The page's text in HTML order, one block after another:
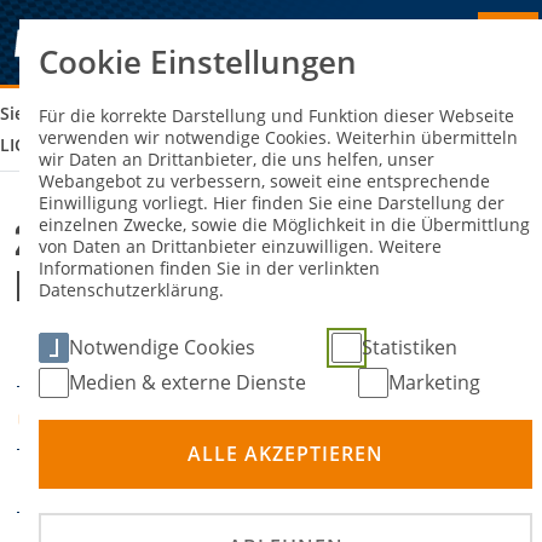
Sie sind hier: 26. ADAC SLALOM YOUNGSTER CUP HESSISCH
LICHTENAU
26. ADAC Slalom Youngster Cup
Hessisch Lichtenau
DATUM 26. September 2026
ORT Hessisch Lichtenau
Cookie Einstellungen
Für die korrekte Darstellung und Funktion dieser Webseite
verwenden wir notwendige Cookies. Weiterhin übermitteln
wir Daten an Drittanbieter, die uns helfen, unser
Webangebot zu verbessern, soweit eine entsprechende
Einwilligung vorliegt. Hier finden Sie eine Darstellung der
einzelnen Zwecke, sowie die Möglichkeit in die Übermittlung
von Daten an Drittanbieter einzuwilligen. Weitere
Informationen finden Sie in der verlinkten
Datenschutzerklärung.
Notwendige Cookies
Statistiken
Medien & externe Dienste
Marketing
ALLE AKZEPTIEREN